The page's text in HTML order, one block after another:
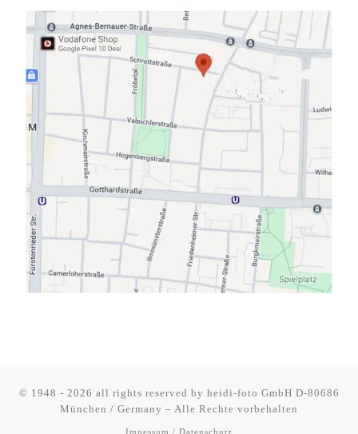
© 1948 - 2026 all rights reserved by heidi-foto GmbH D-80686
München / Germany – Alle Rechte vorbehalten
Impessum / Datenschutz